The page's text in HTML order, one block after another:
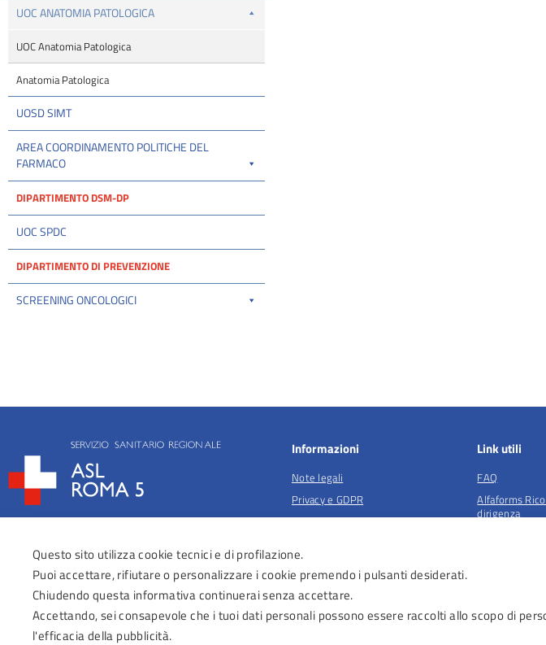
UOC ANATOMIA PATOLOGICA
UOC Anatomia Patologica
Anatomia Patologica
UOSD SIMT
AREA COORDINAMENTO POLITICHE DEL
FARMACO
DIPARTIMENTO DSM-DP
UOC SPDC
DIPARTIMENTO DI PREVENZIONE
SCREENING ONCOLOGICI
Informazioni
Note legali
Privacy e GDPR
Privacy per finalità e tutela della
Anticorruzione
Obiettivi di accessibilità
Dichiarazione di accessibilità
Regolamenti Aziendali
Link utili
FAQ
Alfaforms
dirigenza
Questo sito utilizza cookie tecnici e di profilazione.
Puoi accettare, rifiutare o personalizzare i cookie premendo i pulsanti desiderati.
Chiudendo questa informativa continuerai senza accettare.
Accettando, sei consapevole che i tuoi dati personali possono essere raccolti allo scopo di
l'efficacia della pubblicità.